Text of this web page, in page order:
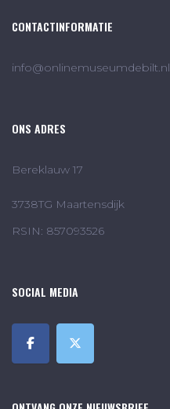
CONTACTINFORMATIE
info@onlinemuseumdebilt.nl
ONS ADRES
Bereklauw 17
3738TG Maartensdijk
RSIN: 857093526
SOCIAL MEDIA